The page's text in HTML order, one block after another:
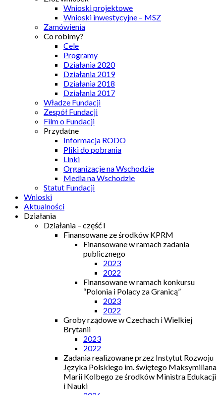
Wnioski projektowe
Wnioski inwestycyjne – MSZ
Zamówienia
Co robimy?
Cele
Programy
Działania 2020
Działania 2019
Działania 2018
Działania 2017
Władze Fundacji
Zespół Fundacji
Film o Fundacji
Przydatne
Informacja RODO
Pliki do pobrania
Linki
Organizacje na Wschodzie
Media na Wschodzie
Statut Fundacji
Wnioski
Aktualności
Działania
Działania – część I
Finansowane ze środków KPRM
Finansowane w ramach zadania
publicznego
2023
2022
Finansowane w ramach konkursu
“Polonia i Polacy za Granicą”
2023
2022
Groby rządowe w Czechach i Wielkiej
Brytanii
2023
2022
Zadania realizowane przez Instytut Rozwoju
Języka Polskiego im. świętego Maksymiliana
Marii Kolbego ze środków Ministra Edukacji
i Nauki